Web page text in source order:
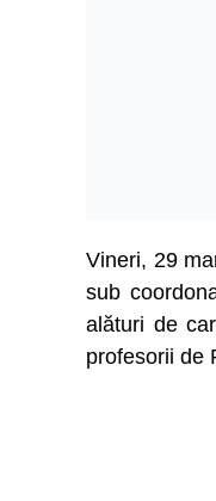
Vineri, 29
sub
alături de
profesorii de